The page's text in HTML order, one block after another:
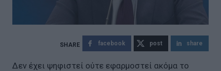
facebook post share
Δεν έχει ψηφιστεί ούτε εφαρμοστεί ακόμα το